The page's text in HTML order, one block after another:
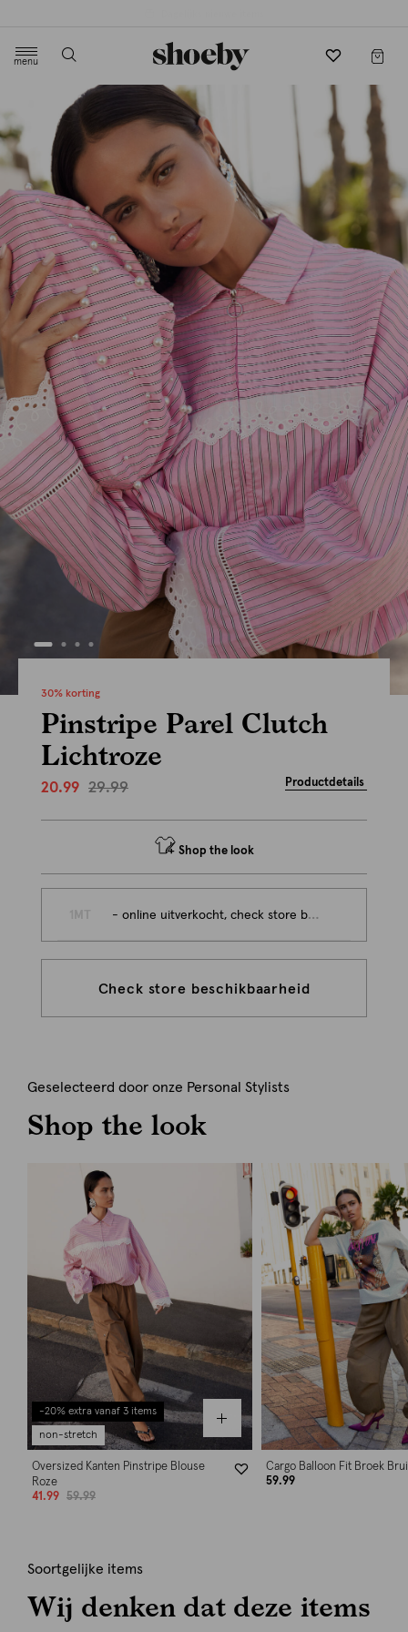
menu
30% korting
Pinstripe Parel Clutch
Lichtroze
20.99 29.99 Productdetails
Shop the look
- online uitverkocht, check store beschikbaarheid
Check store beschikbaarheid
Geselecteerd door onze Personal Stylists
Shop the look
-20% extra vanaf 3 items
non-stretch
Oversized Kanten Pinstripe Blouse
Roze
41.99
59.99
Cargo Balloon Fit Broek
59.99
Soortgelijke items
Wij denken dat deze items